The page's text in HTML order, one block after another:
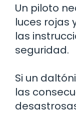
Un piloto
luces rojas
las
seguridad.
Si un
las